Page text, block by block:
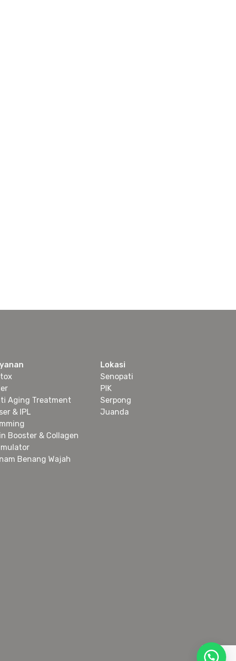
Aging Treatment
& IPL
Booster & Collagen
Benang Wajah
Lokasi
Senopati
PIK
Serpong
Juanda